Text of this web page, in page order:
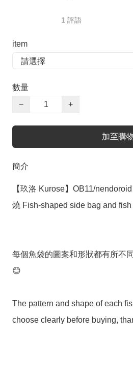
1 評語
item
數量
−
+
加至購
簡介
【玖洛 Kurose】OB11/
燒 Fish-shaped side bag and
每個魚袋的圖案和形狀都有所不
😊
The pattern and shape of each
choose clearly before buying,